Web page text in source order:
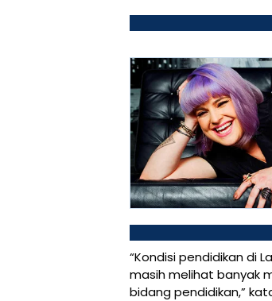
“Kondisi pendidikan di
masih melihat banyak
bidang pendidikan,”